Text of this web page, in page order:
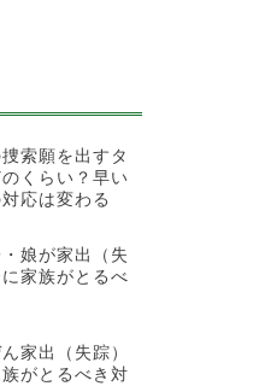
索願を出すタ
くらい？早い
応は変わる
娘が家出（失
家族がとるべ
家出（失踪）
がとるべき対